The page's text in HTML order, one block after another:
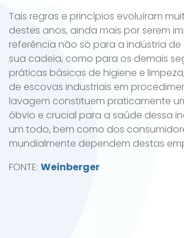
Tais regras e princípios evoluíram
destes anos, ainda mais por serem
referência não só para a indústria de
sua cadeia, como para os demais
práticas básicas de higiene e
de escovas industriais em
lavagem constituem praticamente
óbvio e crucial para a saúde dessa
um todo, bem como dos
mundialmente dependem destas
FONTE: Weinberger